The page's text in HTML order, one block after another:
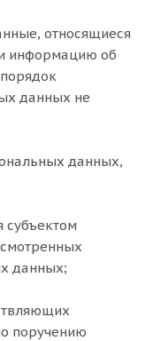
относящиеся
информацию об
данных не
данных,
субъектом
данных;
поручению